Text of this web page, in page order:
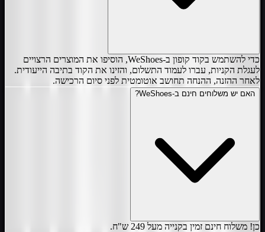
כדי להשתמש בקוד קופון ב-WeShoes, הוסיפו את המוצרים הרצויים
לעגלת הקניות, עברו לעמוד התשלום, והזינו את הקוד בתיבה הייעודית.
לאחר ההזנה, ההנחה תחושב אוטומטית לפני סיום הרכישה.
האם יש משלוחים חינם ב-WeShoes?
כן! משלוח חינם זמין בקנייה מעל 249 ש"ח.